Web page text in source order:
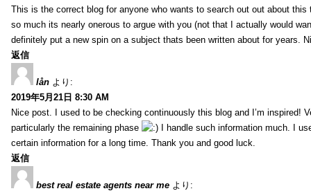
This is the correct blog for anyone who wants to search out out about this
so much its nearly onerous to argue with you (not that I actually would
definitely put a new spin on a subject thats been written about for years.
返信
lån より:
2019年5月21日 8:30 AM
Nice post. I used to be checking continuously this blog and I’m inspired!
particularly the remaining phase
I handle such information much. I
certain information for a long time. Thank you and good luck.
返信
best real estate agents near me より: